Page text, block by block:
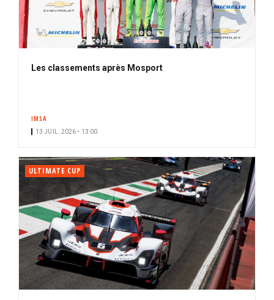
Les classements après Mosport
IMSA
13 JUIL. 2026 • 13:00
ULTIMATE CUP